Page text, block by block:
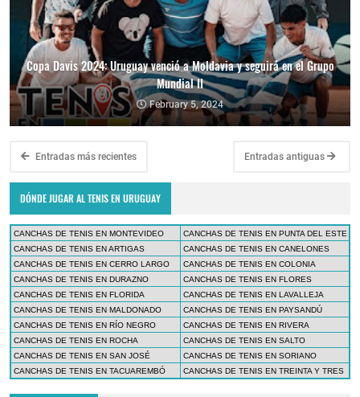
Copa Davis 2024: Uruguay venció a Moldavia y seguirá en el Grupo
Mundial II
February 5, 2024
Entradas más recientes Entradas antiguas
DÓNDE JUGAR AL TENIS EN URUGUAY
CANCHAS DE TENIS EN MONTEVIDEO
CANCHAS DE TENIS EN PUNTA DEL ESTE
CANCHAS DE TENIS EN ARTIGAS
CANCHAS DE TENIS EN CANELONES
CANCHAS DE TENIS EN CERRO LARGO
CANCHAS DE TENIS EN COLONIA
CANCHAS DE TENIS EN DURAZNO
CANCHAS DE TENIS EN FLORES
CANCHAS DE TENIS EN FLORIDA
CANCHAS DE TENIS EN LAVALLEJA
CANCHAS DE TENIS EN MALDONADO
CANCHAS DE TENIS EN PAYSANDÚ
CANCHAS DE TENIS EN RÍO NEGRO
CANCHAS DE TENIS EN RIVERA
CANCHAS DE TENIS EN ROCHA
CANCHAS DE TENIS EN SALTO
CANCHAS DE TENIS EN SAN JOSÉ
CANCHAS DE TENIS EN SORIANO
CANCHAS DE TENIS EN TACUAREMBÓ
CANCHAS DE TENIS EN TREINTA Y TRES